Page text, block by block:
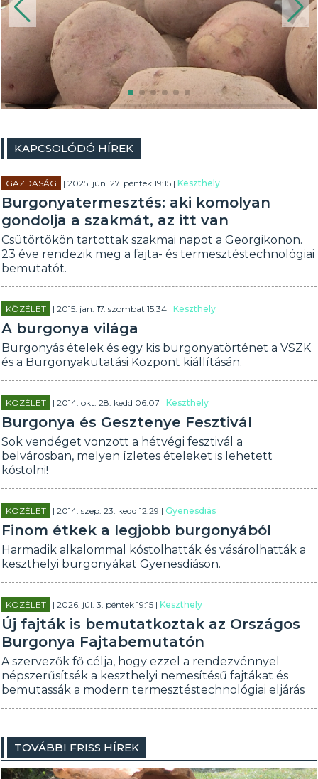
KAPCSOLÓDÓ HÍREK
GAZDASÁG | 2025. jún. 27. péntek 19:15 |Keszthely
Burgonyatermesztés: aki komolyan
gondolja a szakmát, az itt van
Csütörtökön tartottak szakmai napot a Georgikonon.
23 éve rendezik meg a fajta- és termesztéstechnológiai
bemutatót.
KÖZÉLET | 2015. jan. 17. szombat 15:34 |Keszthely
A burgonya világa
Burgonyás ételek és egy kis burgonyatörténet a VSZK
és a Burgonyakutatási Központ kiállításán.
KÖZÉLET | 2014. okt. 28. kedd 06:07 |Keszthely
Burgonya és Gesztenye Fesztivál
Sok vendéget vonzott a hétvégi fesztivál a
belvárosban, melyen ízletes ételeket is lehetett
kóstolni!
KÖZÉLET | 2014. szep. 23. kedd 12:29 |Gyenesdiás
Finom étkek a legjobb burgonyából
Harmadik alkalommal kóstolhatták és vásárolhatták a
keszthelyi burgonyákat Gyenesdiáson.
KÖZÉLET | 2026. júl. 3. péntek 19:15 |Keszthely
Új fajták is bemutatkoztak az Országos
Burgonya Fajtabemutatón
A szervezők fő célja, hogy ezzel a rendezvénnyel
népszerűsítsék a keszthelyi nemesítésű fajtákat és
bemutassák a modern termesztéstechnológiai eljárás
TOVÁBBI FRISS HÍREK